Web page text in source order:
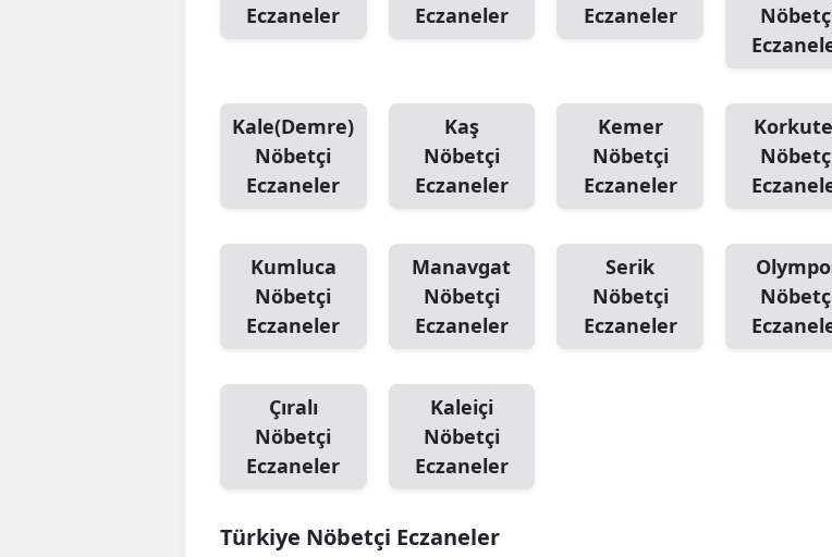
Eczaneler
Eczaneler
Eczaneler
Kale(Demre)
Nöbetçi
Eczaneler
Kaş
Nöbetçi
Eczaneler
Kemer
Nöbetçi
Eczaneler
Kumluca
Nöbetçi
Eczaneler
Manavgat
Nöbetçi
Eczaneler
Serik
Nöbetçi
Eczaneler
Çıralı
Nöbetçi
Eczaneler
Kaleiçi
Nöbetçi
Eczaneler
Türkiye Nöbetçi Eczaneler